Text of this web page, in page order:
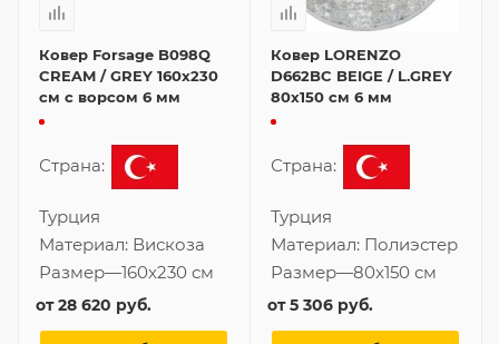
Ковер Forsage B098Q
CREAM / GREY 160x230
см с ворсом 6 мм
Страна:
Турция
Материал: Вискоза
Размер—160x230 см
от28 620 руб.
Ковер LORENZO
D662BC BEIGE / L.GREY
80x150 см 6 мм
Страна:
Турция
Материал: Полиэстер
Размер—80x150 см
от5 306 руб.